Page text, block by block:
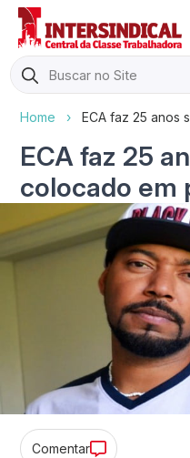
Search
for:
Home › ECA faz 25 anos
ECA faz 25
colocado em
Comentar